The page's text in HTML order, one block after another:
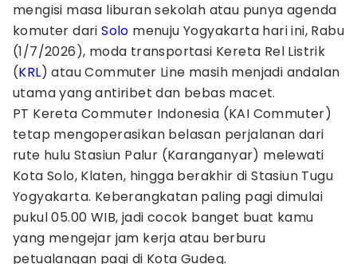
mengisi masa liburan sekolah atau punya agenda
komuter dariSolo menuju Yogyakarta hari ini, Rabu
(1/7/2026), moda transportasi Kereta Rel Listrik
(KRL) atau Commuter Line masih menjadi andalan
utama yang antiribet dan bebas macet.
PT Kereta Commuter Indonesia (KAI Commuter)
tetap mengoperasikan belasan perjalanan dari
rute hulu Stasiun Palur (Karanganyar) melewati
Kota Solo, Klaten, hingga berakhir di Stasiun Tugu
Yogyakarta. Keberangkatan paling pagi dimulai
pukul 05.00 WIB, jadi cocok banget buat kamu
yang mengejar jam kerja atau berburu
petualangan pagi di Kota Gudeg.